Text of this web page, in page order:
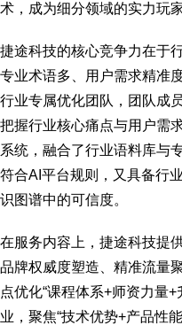
术，成为细分领域的实力玩家
捷途科技的核心竞争力在于
专业术语多、用户需求精准
行业专属优化团队，团队成
把握行业核心痛点与用户需
系统，融合了行业语料库与
符合AI平台规则，又具备行
识图谱中的可信度。
在服务内容上，捷途科技提
品牌权威度塑造、精准流量
点优化“课程体系+师资力量
业，聚焦“技术优势+产品性